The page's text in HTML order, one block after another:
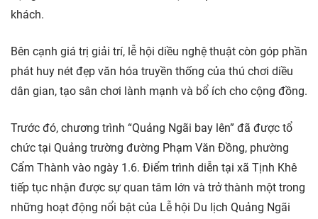
khách.
Bên cạnh giá trị giải trí, lễ hội diều nghệ thuật còn góp phần
phát huy nét đẹp văn hóa truyền thống của thú chơi diều
dân gian, tạo sân chơi lành mạnh và bổ ích cho cộng đồng.
Trước đó, chương trình “Quảng Ngãi bay lên” đã được tổ
chức tại Quảng trường đường Phạm Văn Đồng, phường
Cẩm Thành vào ngày 1.6. Điểm trình diễn tại xã Tịnh Khê
tiếp tục nhận được sự quan tâm lớn và trở thành một trong
những hoạt động nổi bật của Lễ hội Du lịch Quảng Ngãi